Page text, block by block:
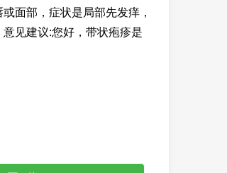
面部，症状是局部先发痒，
见建议:您好，带状疱疹是